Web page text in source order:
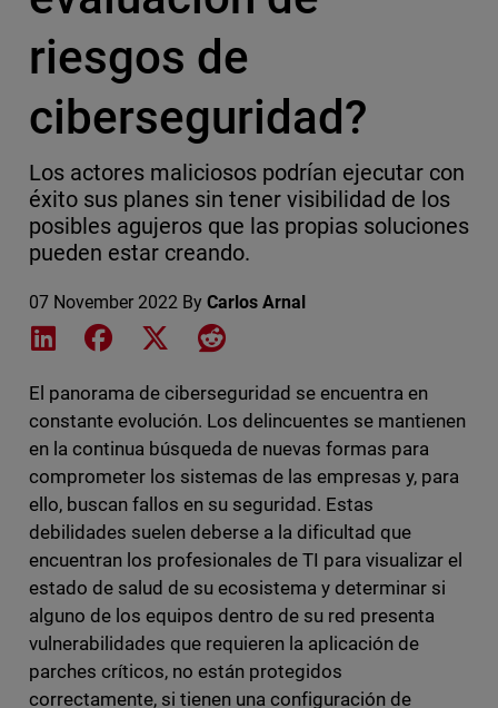
riesgos de
ciberseguridad?
Los actores maliciosos podrían ejecutar con
éxito sus planes sin tener visibilidad de los
posibles agujeros que las propias soluciones
pueden estar creando.
07 November 2022 By Carlos Arnal
Share on LinkedIn
Share on Facebook
Share on XShare on Reddit
El panorama de ciberseguridad se encuentra en
constante evolución. Los delincuentes se mantienen
en la continua búsqueda de nuevas formas para
comprometer los sistemas de las empresas y, para
ello, buscan fallos en su seguridad. Estas
debilidades suelen deberse a la dificultad que
encuentran los profesionales de TI para visualizar el
estado de salud de su ecosistema y determinar si
alguno de los equipos dentro de su red presenta
vulnerabilidades que requieren la aplicación de
parches críticos, no están protegidos
correctamente, si tienen una configuración de